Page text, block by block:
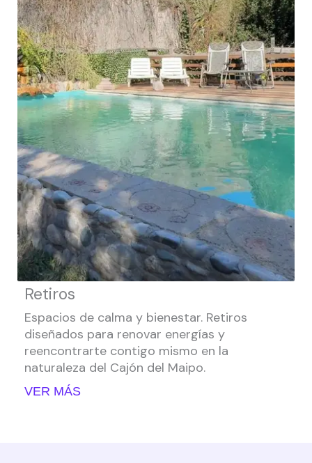
Retiros
Espacios de calma y bienestar. Retiros
diseñados para renovar energías y
reencontrarte contigo mismo en la
naturaleza del Cajón del Maipo.
VER MÁS